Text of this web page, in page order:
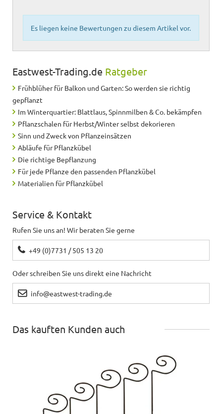
Es liegen keine Bewertungen zu diesem Artikel vor.
Eastwest-Trading.de Ratgeber
Frühblüher für Balkon und Garten: So werden sie richtig
gepflanzt
Im Winterquartier: Blattlaus, Spinnmilben & Co. bekämpfen
Pflanzschalen für Herbst/Winter selbst dekorieren
Sinn und Zweck von Pflanzeinsätzen
Abläufe für Pflanzkübel
Die richtige Bepflanzung
Für jede Pflanze den passenden Pflanzkübel
Materialien für Pflanzkübel
Service & Kontakt
Rufen Sie uns an! Wir beraten Sie gerne
+49 (0)7731 / 505 13 20
Oder schreiben Sie uns direkt eine Nachricht
info@eastwest-trading.de
Das kauften Kunden auch